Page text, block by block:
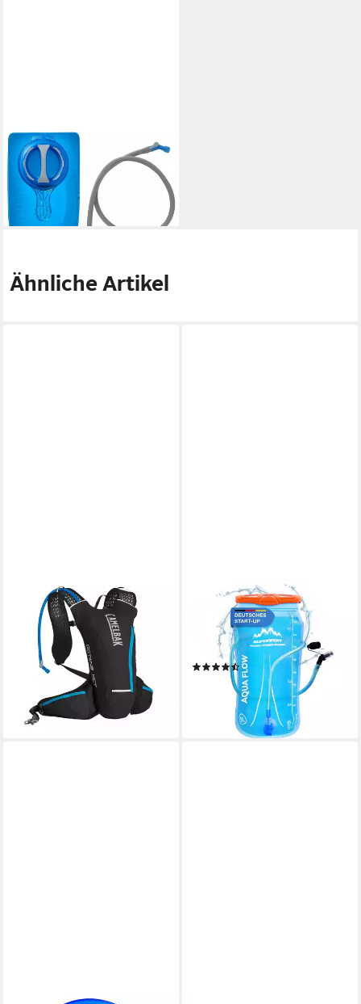
CAMELBAK
Trinkblase Trinksystem Crux
mit Isoliertem Trinkschlauch
ab 34,99 €
lieferbar - in 2-3 Werktagen bei dir
Ähnliche Artikel
CAMELBAK
Trinkrucksack
63,89 €
UVP94,95 €
-33%
lieferbar - in 4-5 Werktagen bei dir
ALPENWERT
Trinkbeutel Alpenwert
Trinkblase mit Trinkschlauch
Wasserblase 2L/3L Outdoor
(3)
ab 26,95 € UVP 29,95 €
lieferbar - in 3-4 Werktagen bei dir